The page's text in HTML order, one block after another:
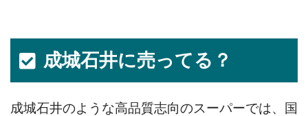
成城石井に売ってる？
成城石井のような高品質志向のスーパーでは、国